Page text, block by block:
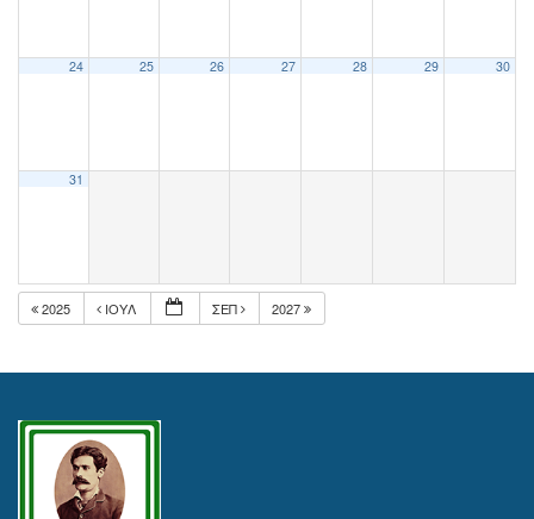
24 25 26 27 28 29 30
31
2025 ΙΟΎΛ ΣΕΠ 2027